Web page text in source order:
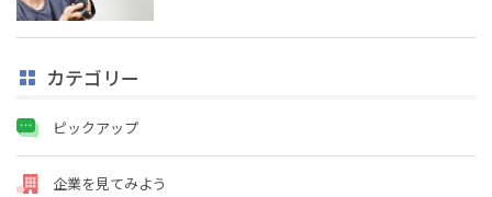
カテゴリー
ピックアップ
企業を見てみよう